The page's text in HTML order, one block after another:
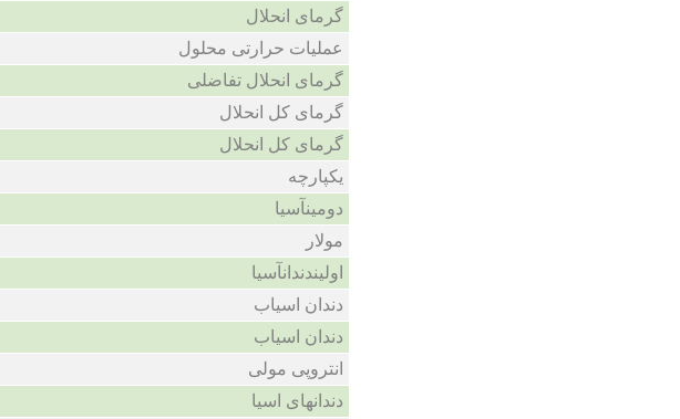
گرمای انحلال
عملیات حرارتی محلول
گرمای انحلال تفاضلی
گرمای کل انحلال
گرمای کل انحلال
یکپارچه
دومینآسیا
مولار
اولیندندانآسیا
دندان اسیاب
دندان اسیاب
انتروپی مولی
دندانهای اسیا